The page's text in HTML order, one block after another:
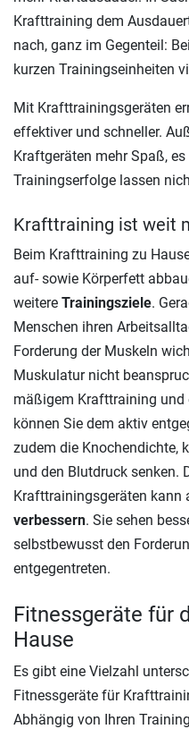
Krafttraining dem
nach, ganz im Gegenteil:
kurzen Trainingseinheiten
Mit Krafttrainingsgeräten
effektiver und schneller.
Kraftgeräten mehr Spaß,
Trainingserfolge lassen
Krafttraining ist weit
Beim Krafttraining zu
auf- sowie Körperfett
weitere Trainingsziele.
Menschen ihren
Forderung der Muskeln
Muskulatur nicht
mäßigem Krafttraining und
können Sie dem aktiv
zudem die Knochendichte,
und den Blutdruck senken.
Krafttrainingsgeräten kann
verbessern. Sie sehen
selbstbewusst den
entgegentreten.
Fitnessgeräte für
Hause
Es gibt eine Vielzahl
Fitnessgeräte für
Abhängig von Ihren